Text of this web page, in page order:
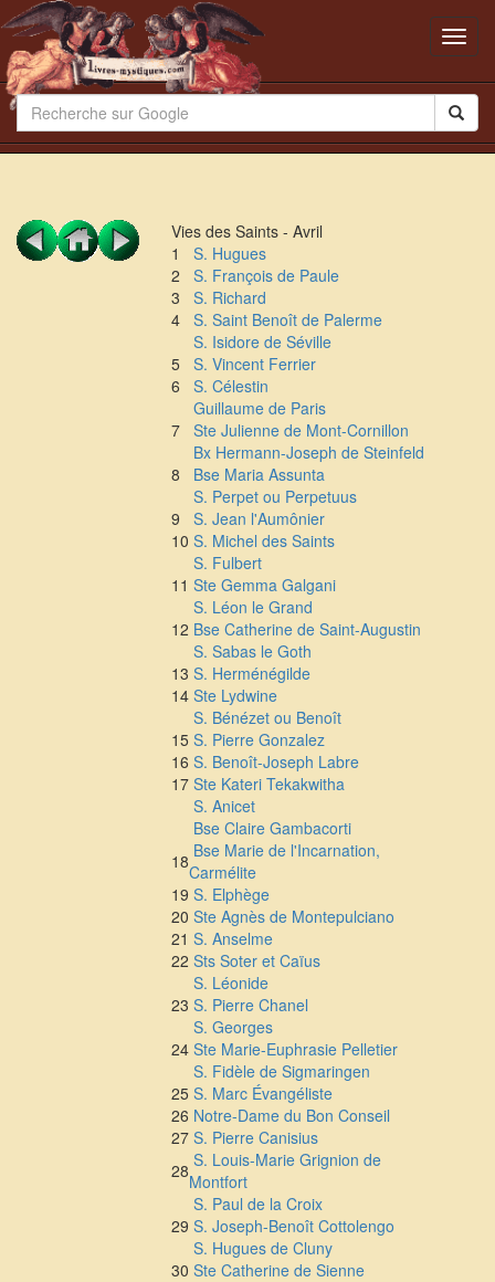
Vies des Saints - Avril
1
S. Hugues
2
S. François de Paule
3
S. Richard
4
S. Saint Benoît de Palerme
S. Isidore de Séville
5
S. Vincent Ferrier
6
S. Célestin
Guillaume de Paris
7
Ste Julienne de Mont-Cornillon
Bx Hermann-Joseph de Steinfeld
8
Bse Maria Assunta
S. Perpet ou Perpetuus
9
S. Jean l'Aumônier
10 S. Michel des Saints
S. Fulbert
11 Ste Gemma Galgani
S. Léon le Grand
12 Bse Catherine de Saint-Augustin
S. Sabas le Goth
13 S. Herménégilde
14Ste Lydwine
S. Bénézet ou Benoît
15S. Pierre Gonzalez
16 S. Benoît-Joseph Labre
17Ste Kateri Tekakwitha
S. Anicet
Bse Claire Gambacorti
18 Bse Marie de l'Incarnation,
Carmélite
19 S. Elphège
20 Ste Agnès de Montepulciano
21 S. Anselme
22 Sts Soter et Caïus
S. Léonide
23 S. Pierre Chanel
S. Georges
24Ste Marie-Euphrasie Pelletier
S. Fidèle de Sigmaringen
25S. Marc Évangéliste
26 Notre-Dame du Bon Conseil
27S. Pierre Canisius
28 S. Louis-Marie Grignion de
Montfort
S. Paul de la Croix
29 S. Joseph-Benoît Cottolengo
S. Hugues de Cluny
30 Ste Catherine de Sienne